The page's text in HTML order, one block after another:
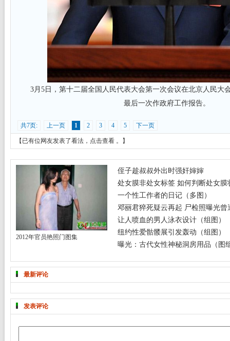
3月5日，第十二届全国人民代表大会第一次会议在北京人民大
最后一次作政府工作报告。
共7页: 上一页 1 2 3 4 5 下一页
【已有位网友发表了看法， 点击查看 。】
2012年官员艳照门图集
侄子趁叔叔外出时强奸婶婶
处女膜非处女标签 如何判断处女膜
一个性工作者的日记（多图）
邓丽君猝死疑云再起 尸检照曝光曾
让人喷血的男人泳衣设计（组图）
纽约性爱骷髅展引发轰动（组图）
曝光：古代女性神秘洞房用品（图
最新评论
发表评论